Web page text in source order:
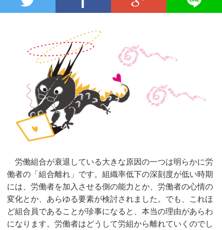
労働組合が衰退している大きな原因の一つは明らかに労
働者の「組合離れ」です。組織率低下の深刻度が低い時期
には、労働者を加入させる側の能力とか、労働者の心情の
変化とか、あらゆる要素が検討されました。でも、これほ
ど組合員であることが珍事になると、本当の理由があらわ
になります。労働者はどうして労組から離れていくのでし